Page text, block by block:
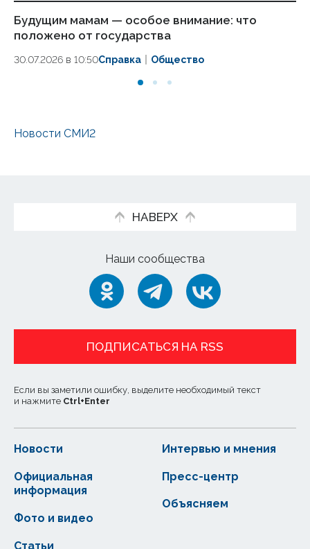
Будущим мамам — особое внимание: что
положено от государства
30.07.2026 в 10:50Справка Общество
Новости СМИ2
НАВЕРХ
Наши сообщества
ПОДПИСАТЬСЯ НА RSS
Если вы заметили ошибку, выделите необходимый текст
и нажмите Ctrl+Enter
Новости
Статьи
Официальная
информация
Интервью и мнения
Фото и видео
Пресс-центр
Объясняем